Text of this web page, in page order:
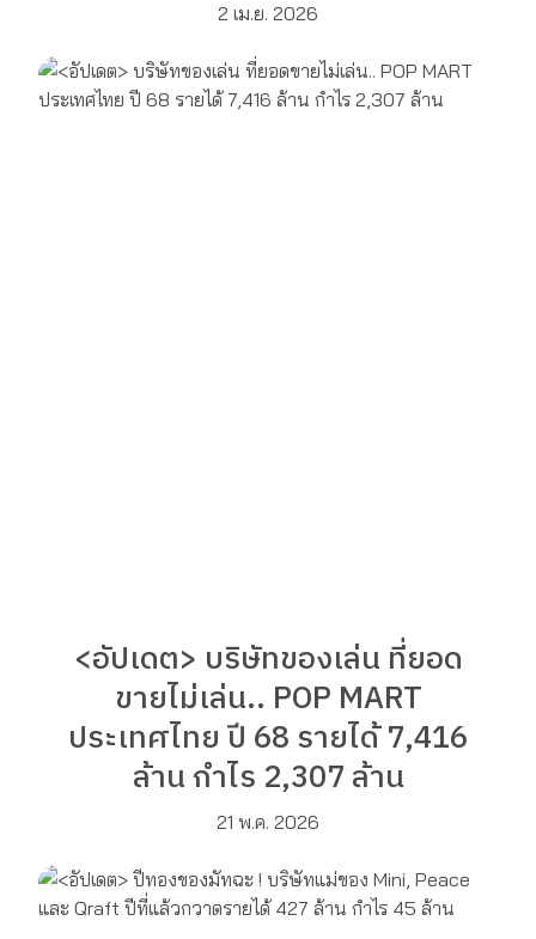
2 เม.ย. 2026
<อัปเดต> บริษัทของเล่น ที่ยอด
ขายไม่เล่น.. POP MART
ประเทศไทย ปี 68 รายได้ 7,416
ล้าน กำไร 2,307 ล้าน
21 พ.ค. 2026